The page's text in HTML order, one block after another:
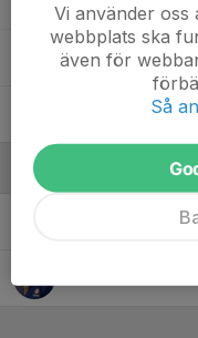
Rebecka Andric
Ylva Harengerd
Ledare
Vi använder
webbplats ska
även för
Så